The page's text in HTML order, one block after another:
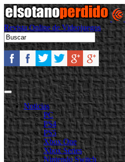
Revista Online de Videojuegos
Noticias
PC
PS4
PS5
Xbox One
Xbox Series
Nintendo Switch